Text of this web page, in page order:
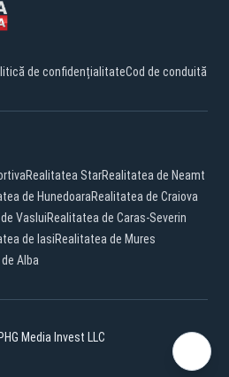
de confidențialitateCod de conduită
Realitatea StarRealitatea de Neamt
de HunedoaraRealitatea de Craiova
VasluiRealitatea de Caras-Severin
de IasiRealitatea de Mures
Alba
Media Invest LLC